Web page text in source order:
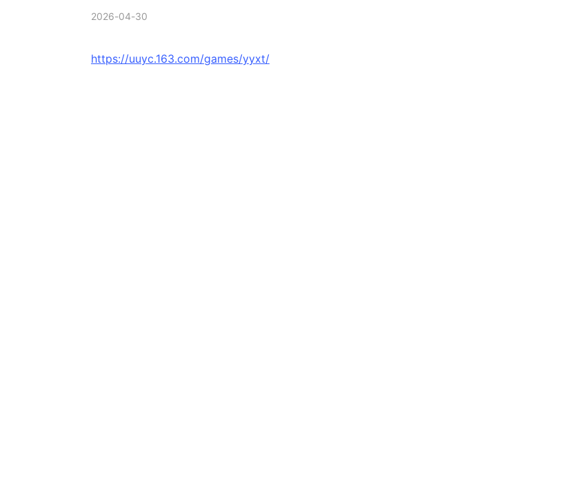
2026-04-30
https://uuyc.163.com/games/yyxt/